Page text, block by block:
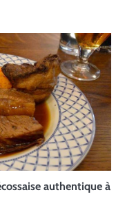
authentique à